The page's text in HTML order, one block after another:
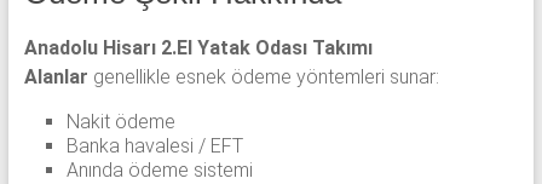
Anadolu Hisarı 2.El Yatak Odası Takımı
Alanlar genellikle esnek ödeme yöntemleri sunar:
Nakit ödeme
Banka havalesi / EFT
Anında ödeme sistemi